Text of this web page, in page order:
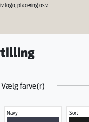
logo, placering osv.
Vælg farve(r)
Navy Sort